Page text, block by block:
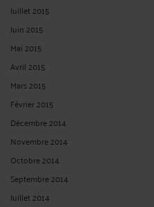
Juillet 2015
Juin 2015
Mai 2015
Avril 2015
Mars 2015
Février 2015
Décembre 2014
Novembre 2014
Octobre 2014
Septembre 2014
Juillet 2014